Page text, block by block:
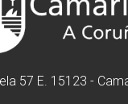
57 E. 15123 -